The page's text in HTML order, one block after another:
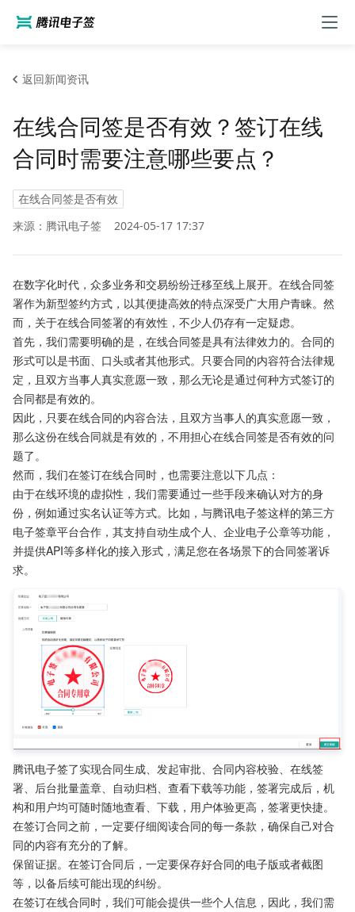
返回新闻资讯
在线合同签是否有效？签订在线
合同时需要注意哪些要点？
在线合同签是否有效
来源：腾讯电子签
2024-05-17 17:37
在数字化时代，众多业务和交易纷纷迁移至线上展开。在线合同签
署作为新型签约方式，以其便捷高效的特点深受广大用户青睐。然
而，关于在线合同签署的有效性，不少人仍存有一定疑虑。
首先，我们需要明确的是，在线合同签是具有法律效力的。合同的
形式可以是书面、口头或者其他形式。只要合同的内容符合法律规
定，且双方当事人真实意愿一致，那么无论是通过何种方式签订的
合同都是有效的。
因此，只要在线合同的内容合法，且双方当事人的真实意愿一致，
那么这份在线合同就是有效的，不用担心在线合同签是否有效的问
题了。
然而，我们在签订在线合同时，也需要注意以下几点：
由于在线环境的虚拟性，我们需要通过一些手段来确认对方的身
份，例如通过实名认证等方式。比如，与腾讯电子签这样的第三方
电子签章平台合作，其支持自动生成个人、企业电子公章等功能，
并提供API等多样化的接入形式，满足您在各场景下的合同签署诉
求。
腾讯电子签了实现合同生成、发起审批、合同内容校验、在线签
署、后台批量盖章、自动归档、查看下载等功能，签署完成后，机
构和用户均可随时随地查看、下载，用户体验更高，签署更快捷。
在签订合同之前，一定要仔细阅读合同的每一条款，确保自己对合
同的内容有充分的了解。
保留证据。在签订合同后，一定要保存好合同的电子版或者截图
等，以备后续可能出现的纠纷。
在签订在线合同时，我们可能会提供一些个人信息，因此，我们需